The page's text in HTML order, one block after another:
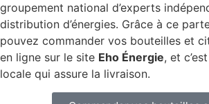
groupement national d’experts
distribution d’énergies. Grâce à ce
pouvez commander vos bouteilles et
en ligne sur le site Eho Énergie, et
locale qui assure la livraison.